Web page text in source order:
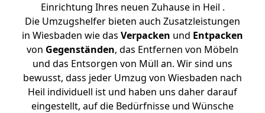
Einrichtung Ihres neuen Zuhause in Heil .
Die Umzugshelfer bieten auch Zusatzleistungen
in Wiesbaden wie das Verpacken und Entpacken
von Gegenständen, das Entfernen von Möbeln
und das Entsorgen von Müll an. Wir sind uns
bewusst, dass jeder Umzug von Wiesbaden nach
Heil individuell ist und haben uns daher darauf
eingestellt, auf die Bedürfnisse und Wünsche